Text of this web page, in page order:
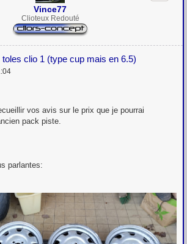
Vince77
Clioteux Redouté
toles clio 1 (type cup mais en 6.5)
vos avis sur le prix que je pourrai
pack piste.
parlantes: